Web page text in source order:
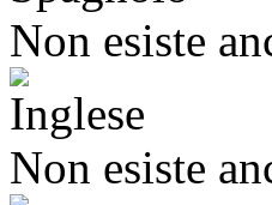
Non esiste
Non esiste